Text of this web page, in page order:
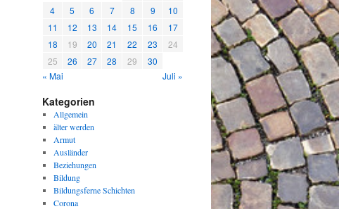
4
5 6 7 8 9
10
11
12 13 14 15 16
17
18
19 20 21 22 23
24
25
26 27 28 29
30
« Mai
Juli »
Kategorien
Allgemein
älter werden
Armut
Ausländer
Beziehungen
Bildung
Bildungsferne Schichten
Corona